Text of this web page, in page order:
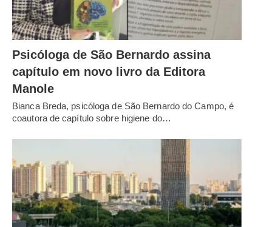
Psicóloga de São Bernardo assina
capítulo em novo livro da Editora
Manole
Bianca Breda, psicóloga de São Bernardo do Campo, é
coautora de capítulo sobre higiene do…